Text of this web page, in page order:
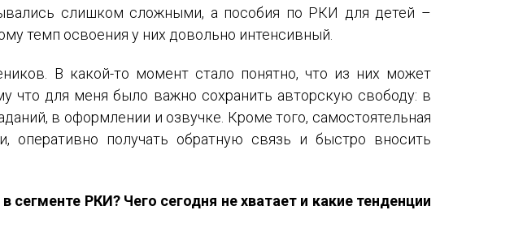
слишком сложными, а пособия по РКИ для детей –
темп освоения у них довольно интенсивный.
В какой-то момент стало понятно, что из них может
что для меня было важно сохранить авторскую свободу: в
в оформлении и озвучке. Кроме того, самостоятельная
оперативно получать обратную связь и быстро вносить
РКИ? Чего сегодня не хватает и какие тенденции